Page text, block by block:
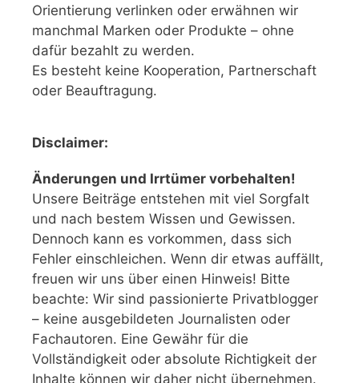
Orientierung verlinken oder erwähnen wir
manchmal Marken oder Produkte – ohne
dafür bezahlt zu werden.
Es besteht keine Kooperation, Partnerschaft
oder Beauftragung.
Disclaimer:
Änderungen und Irrtümer vorbehalten!
Unsere Beiträge entstehen mit viel Sorgfalt
und nach bestem Wissen und Gewissen.
Dennoch kann es vorkommen, dass sich
Fehler einschleichen. Wenn dir etwas auffällt,
freuen wir uns über einen Hinweis! Bitte
beachte: Wir sind passionierte Privatblogger
– keine ausgebildeten Journalisten oder
Fachautoren. Eine Gewähr für die
Vollständigkeit oder absolute Richtigkeit der
Inhalte können wir daher nicht übernehmen.